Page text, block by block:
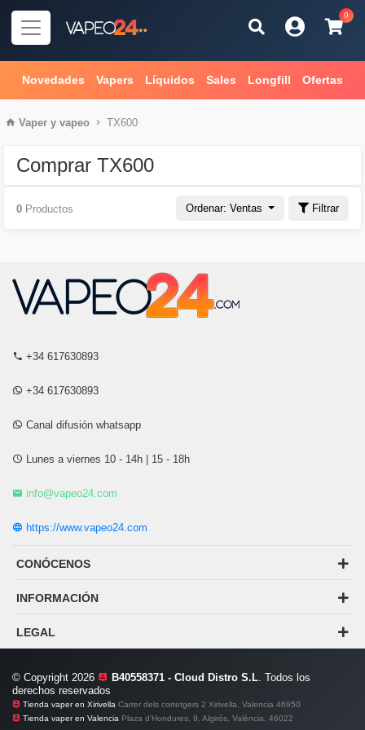
0
Novedades Vapers Líquidos Sales Longfill Ofertas
Vaper y vapeo TX600
Comprar TX600
Ordenar: Ventas Filtrar
0 Productos
+34 617630893
+34 617630893
Canal difusión whatsapp
Lunes a viernes 10 - 14h | 15 - 18h
info@vapeo24.com
https://www.vapeo24.com
CONÓCENOS
INFORMACIÓN
LEGAL
© Copyright 2026 B40558371 - Cloud Distro S.L. Todos los
derechos reservados
Tienda vaper en Xirivella Carrer dels corretgers 2 Xirivella, Valencia 46950
Tienda vaper en Valencia Plaza d'Hondures, 9, Algirós, València, 46022